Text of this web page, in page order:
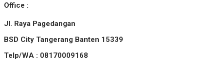
Office :
Jl. Raya Pagedangan
BSD City Tangerang Banten 15339
Telp/WA : 08170009168